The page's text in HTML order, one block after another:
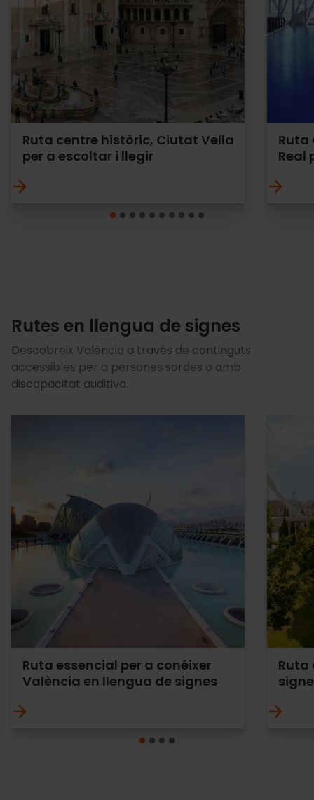
Ruta centre històric, Ciutat Vella
per a escoltar i llegir
Ruta
Real
Rutes en llengua de signes
Descobreix València a través de continguts
accessibles per a persones sordes o amb
discapacitat auditiva.
Ruta essencial per a conéixer
València en llengua de signes
Ruta